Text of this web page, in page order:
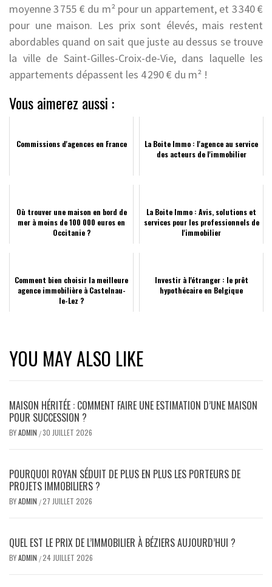
moyenne 3 755 € du m² pour un appartement, et 3 340 €
pour une maison. Les prix sont élevés, mais restent
abordables quand on sait que juste au dessus se trouve
la ville de Saint-Gilles-Croix-de-Vie, dans laquelle les
appartements dépassent les 4 290 € du m² !
Vous aimerez aussi :
Commissions d'agences en France
La Boite Immo : l'agence au service
des acteurs de l'immobilier
Où trouver une maison en bord de
mer à moins de 100 000 euros en
Occitanie ?
La Boite Immo : Avis, solutions et
services pour les professionnels de
l'immobilier
Comment bien choisir la meilleure
agence immobilière à Castelnau-
le-Lez ?
Investir à l'étranger : le prêt
hypothécaire en Belgique
YOU MAY ALSO LIKE
MAISON HÉRITÉE : COMMENT FAIRE UNE ESTIMATION D’UNE MAISON
POUR SUCCESSION ?
BYADMIN /30 JUILLET 2026
POURQUOI ROYAN SÉDUIT DE PLUS EN PLUS LES PORTEURS DE
PROJETS IMMOBILIERS ?
BYADMIN /27 JUILLET 2026
QUEL EST LE PRIX DE L’IMMOBILIER À BÉZIERS AUJOURD’HUI ?
BYADMIN /24 JUILLET 2026